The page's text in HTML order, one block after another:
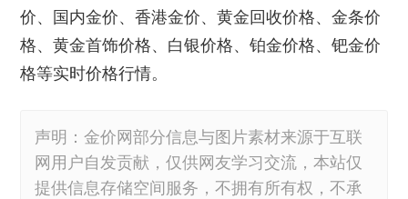
价、国内金价、香港金价、黄金回收价格、金条价
格、黄金首饰价格、白银价格、铂金价格、钯金价
格等实时价格行情。
声明：金价网部分信息与图片素材来源于互联
网用户自发贡献，仅供网友学习交流，本站仅
提供信息存储空间服务，不拥有所有权，不承